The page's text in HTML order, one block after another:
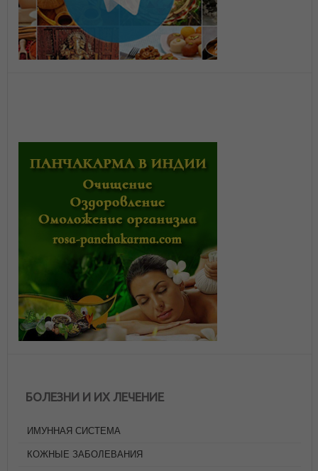
БОЛЕЗНИ И ИХ ЛЕЧЕНИЕ
ИМУННАЯ СИСТЕМА
КОЖНЫЕ ЗАБОЛЕВАНИЯ